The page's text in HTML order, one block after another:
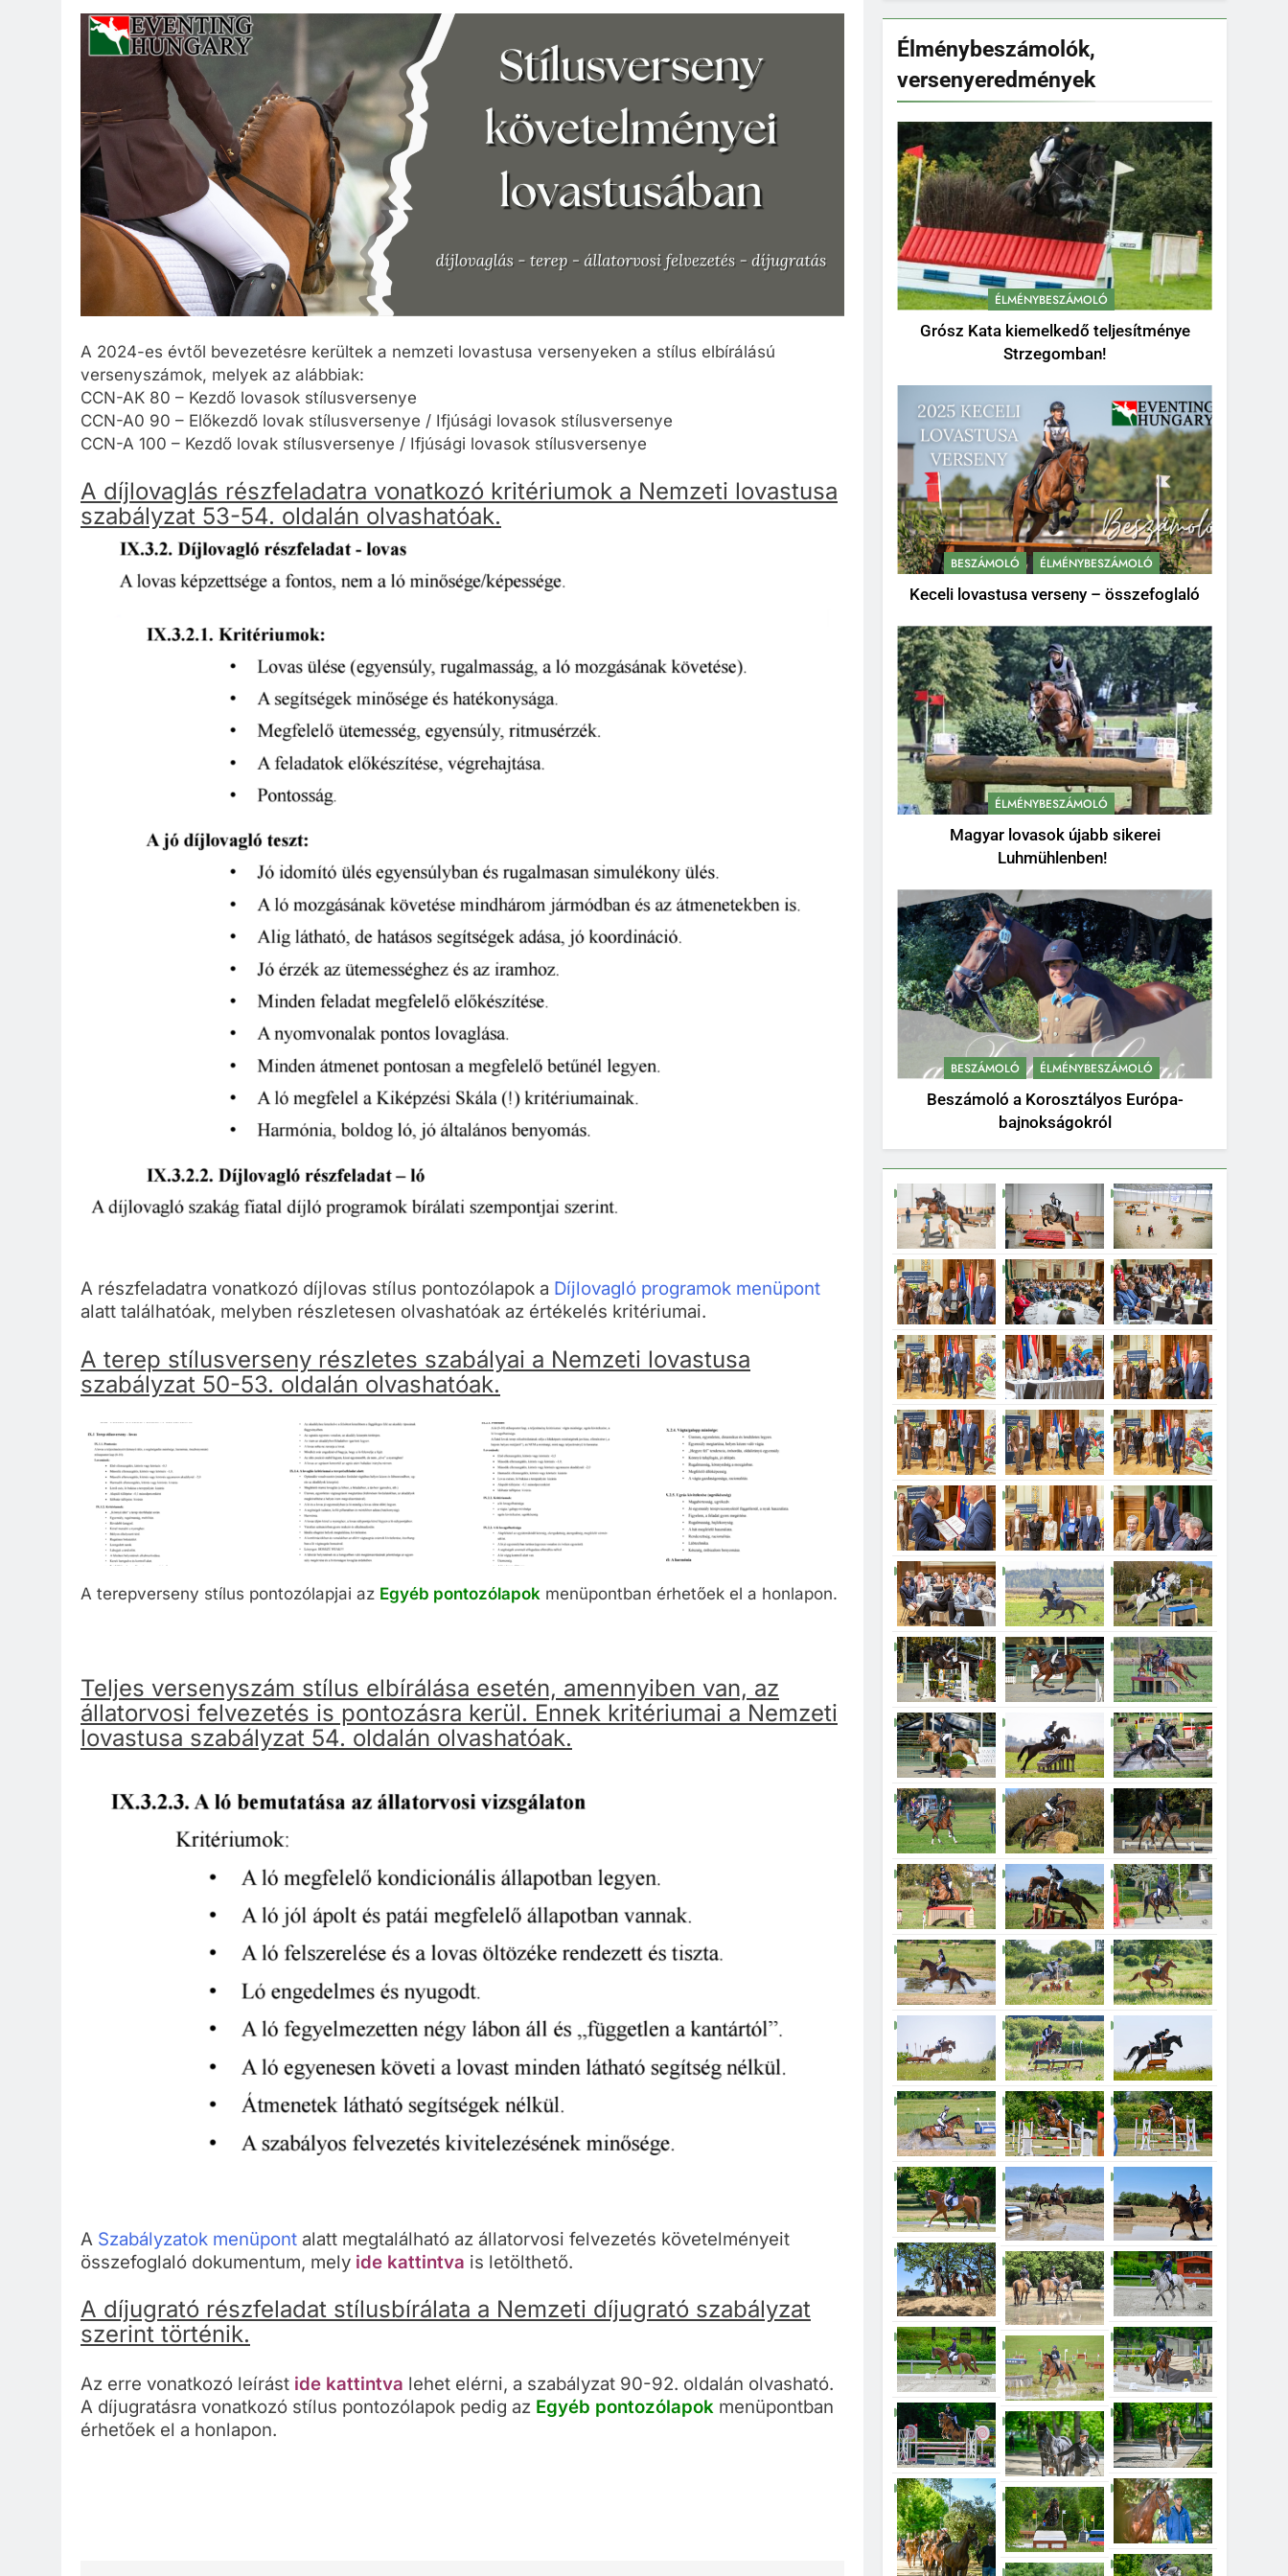
A 2024-es évtől bevezetésre kerültek a nemzeti lovastusa versenyeken a stílus elbírálású
versenyszámok, melyek az alábbiak:
CCN-AK 80 – Kezdő lovasok stílusversenye
CCN-A0 90 – Előkezdő lovak stílusversenye / Ifjúsági lovasok stílusversenye
CCN-A 100 – Kezdő lovak stílusversenye / Ifjúsági lovasok stílusversenye
A díjlovaglás részfeladatra vonatkozó kritériumok a Nemzeti lovastusa
szabályzat 53-54. oldalán olvashatóak.
A részfeladatra vonatkozó díjlovas stílus pontozólapok a Díjlovagló programok menüpont
alatt találhatóak, melyben részletesen olvashatóak az értékelés kritériumai.
A terep stílusverseny részletes szabályai a Nemzeti lovastusa
szabályzat 50-53. oldalán olvashatóak.
A terepverseny stílus pontozólapjai az Egyéb pontozólapok menüpontban érhetőek el a honlapon.
Teljes versenyszám stílus elbírálása esetén, amennyiben van, az
állatorvosi felvezetés is pontozásra kerül. Ennek kritériumai a Nemzeti
lovastusa szabályzat 54. oldalán olvashatóak.
A Szabályzatok menüpont alatt megtalálható az állatorvosi felvezetés követelményeit
összefoglaló dokumentum, mely ide kattintva is letölthető.
A díjugrató részfeladat stílusbírálata a Nemzeti díjugrató szabályzat
szerint történik.
Az erre vonatkozó leírást ide kattintva lehet elérni, a szabályzat 90-92. oldalán olvasható.
A díjugratásra vonatkozó stílus pontozólapok pedig az Egyéb pontozólapok menüpontban
érhetőek el a honlapon.
Élménybeszámolók,
versenyeredmények
ÉLMÉNYBESZÁMOLÓ
Grósz Kata kiemelkedő teljesítménye
Strzegomban!
BESZÁMOLÓ ÉLMÉNYBESZÁMOLÓ
Keceli lovastusa verseny – összefoglaló
ÉLMÉNYBESZÁMOLÓ
Magyar lovasok újabb sikerei
Luhmühlenben!
BESZÁMOLÓ ÉLMÉNYBESZÁMOLÓ
Beszámoló a Korosztályos Európa-
bajnokságokról